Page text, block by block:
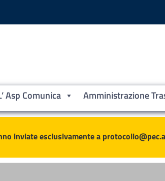
Asp Comunica Amministrazione
inviate esclusivamente a